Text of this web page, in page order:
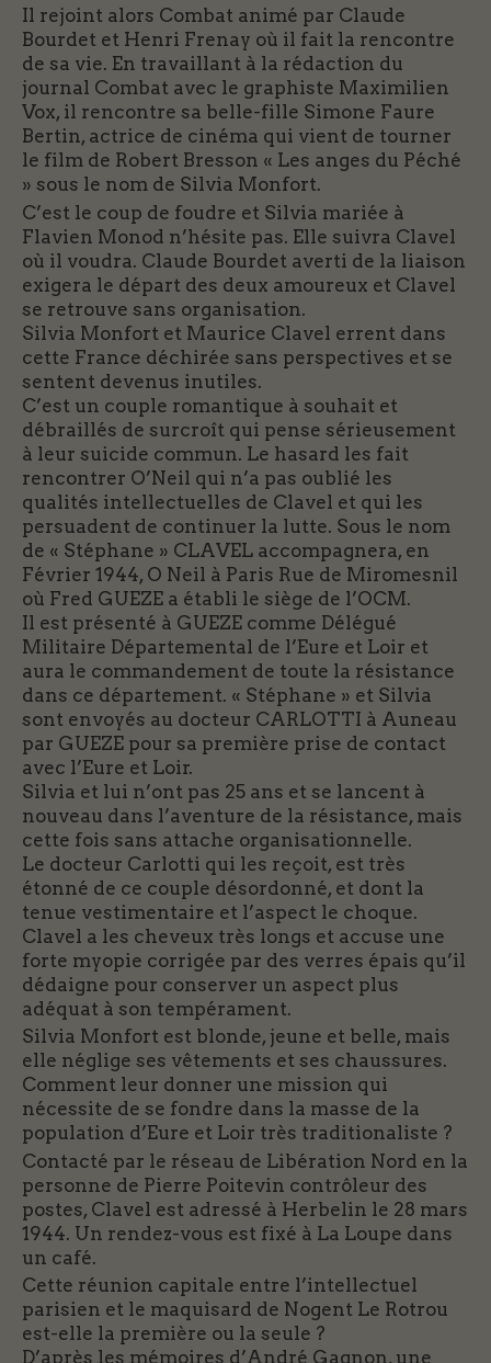
Il rejoint alors Combat animé par Claude
Bourdet et Henri Frenay où il fait la rencontre
de sa vie. En travaillant à la rédaction du
journal Combat avec le graphiste Maximilien
Vox, il rencontre sa belle-fille Simone Faure
Bertin, actrice de cinéma qui vient de tourner
le film de Robert Bresson « Les anges du Péché
» sous le nom de Silvia Monfort.
C’est le coup de foudre et Silvia mariée à
Flavien Monod n’hésite pas. Elle suivra Clavel
où il voudra. Claude Bourdet averti de la liaison
exigera le départ des deux amoureux et Clavel
se retrouve sans organisation.
Silvia Monfort et Maurice Clavel errent dans
cette France déchirée sans perspectives et se
sentent devenus inutiles.
C’est un couple romantique à souhait et
débraillés de surcroît qui pense sérieusement
à leur suicide commun. Le hasard les fait
rencontrer O’Neil qui n’a pas oublié les
qualités intellectuelles de Clavel et qui les
persuadent de continuer la lutte. Sous le nom
de « Stéphane » CLAVEL accompagnera, en
Février 1944, O Neil à Paris Rue de Miromesnil
où Fred GUEZE a établi le siège de l’OCM.
Il est présenté à GUEZE comme Délégué
Militaire Départemental de l’Eure et Loir et
aura le commandement de toute la résistance
dans ce département. « Stéphane » et Silvia
sont envoyés au docteur CARLOTTI à Auneau
par GUEZE pour sa première prise de contact
avec l’Eure et Loir.
Silvia et lui n’ont pas 25 ans et se lancent à
nouveau dans l’aventure de la résistance, mais
cette fois sans attache organisationnelle.
Le docteur Carlotti qui les reçoit, est très
étonné de ce couple désordonné, et dont la
tenue vestimentaire et l’aspect le choque.
Clavel a les cheveux très longs et accuse une
forte myopie corrigée par des verres épais qu’il
dédaigne pour conserver un aspect plus
adéquat à son tempérament.
Silvia Monfort est blonde, jeune et belle, mais
elle néglige ses vêtements et ses chaussures.
Comment leur donner une mission qui
nécessite de se fondre dans la masse de la
population d’Eure et Loir très traditionaliste ?
Contacté par le réseau de Libération Nord en la
personne de Pierre Poitevin contrôleur des
postes, Clavel est adressé à Herbelin le 28 mars
1944. Un rendez-vous est fixé à La Loupe dans
un café.
Cette réunion capitale entre l’intellectuel
parisien et le maquisard de Nogent Le Rotrou
est-elle la première ou la seule ?
D’après les mémoires d’André Gagnon, une